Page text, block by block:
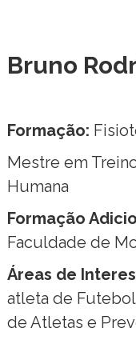
Bruno
Formação:
Mestre em
Humana
Formação
Faculdade de
Áreas de
atleta de
de Atletas e